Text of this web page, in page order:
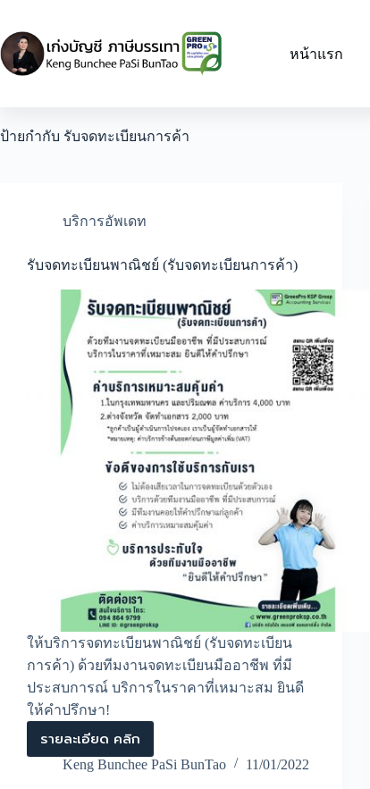
content
หน้าแรก
ป้ายกำกับ รับจดทะเบียนการค้า
บริการอัพเดท
รับจดทะเบียนพาณิชย์ (รับจดทะเบียนการค้า)
ให้บริการจดทะเบียนพาณิชย์ (รับจดทะเบียน
การค้า) ด้วยทีมงานจดทะเบียนมืออาชีพ ที่มี
ประสบการณ์ บริการในราคาที่เหมาะสม ยินดี
ให้คำปรึกษา!
รายละเอียด คลิก
รับ
จด
ทะเบียน
Keng Bunchee PaSi BunTao 11/01/2022